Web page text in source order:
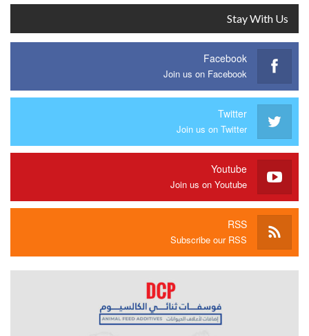
Stay With Us
Facebook
Join us on Facebook
Twitter
Join us on Twitter
Youtube
Join us on Youtube
RSS
Subscribe our RSS